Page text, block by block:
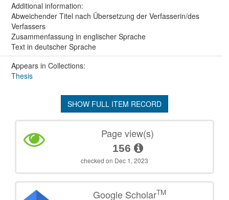
Additional information:
Abweichender Titel nach Übersetzung der Verfasserin/des
Verfassers
Zusammenfassung in englischer Sprache
Text in deutscher Sprache
Appears in Collections:
Thesis
SHOW FULL ITEM RECORD
Page view(s)
156
checked on Dec 1, 2023
Google ScholarTM